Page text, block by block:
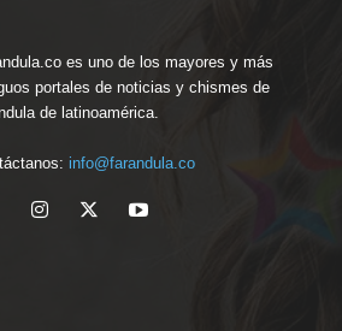
es uno de los mayores y más
portales de noticias y chismes de
de latinoamérica.
info@farandula.co